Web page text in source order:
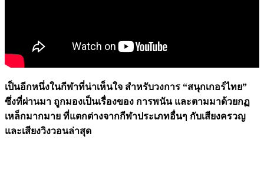
เป็นอีกหนึ่งในกีฬาที่น่าเห็นใจ สำหรับวงการ “สนุกเกอร์ไทย”
ซึ่งที่ผ่านมา ถูกมองเป็นเรื่องของ การพนัน และตามมาด้วยกฏ
เหล็กมากมาย ที่แตกต่างจากกีฬาประเภทอื่นๆ กับเสียงครวญ
และเสียงวิงวอนล่าสุด